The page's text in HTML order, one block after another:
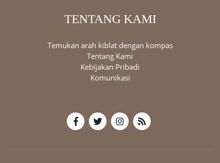
TENTANG KAMI
Temukan arah kiblat dengan kompas
Tentang Kami
Kebijakan Pribadi
Komunikasi